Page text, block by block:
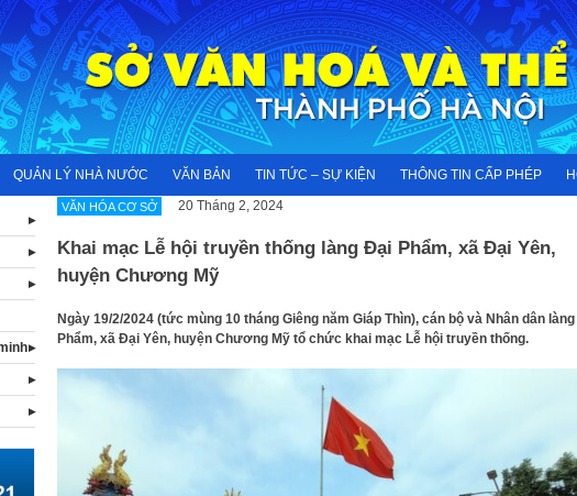
QUẢN LÝ NHÀ NƯỚC VĂN BẢN TIN TỨC – SỰ KIỆN THÔNG TIN CẤP PHÉP
VĂN HÓA CƠ SỞ 20 Tháng 2, 2024
Khai mạc Lễ hội truyền thống làng Đại Phẩm, xã Đại Yên,
huyện Chương Mỹ
Ngày 19/2/2024 (tức mùng 10 tháng Giêng năm Giáp Thìn), cán bộ và Nhân dân
Phẩm, xã Đại Yên, huyện Chương Mỹ tổ chức khai mạc Lễ hội truyền thống.